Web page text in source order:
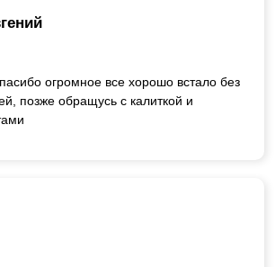
огромное все хорошо встало без
позже обращусь с калиткой и